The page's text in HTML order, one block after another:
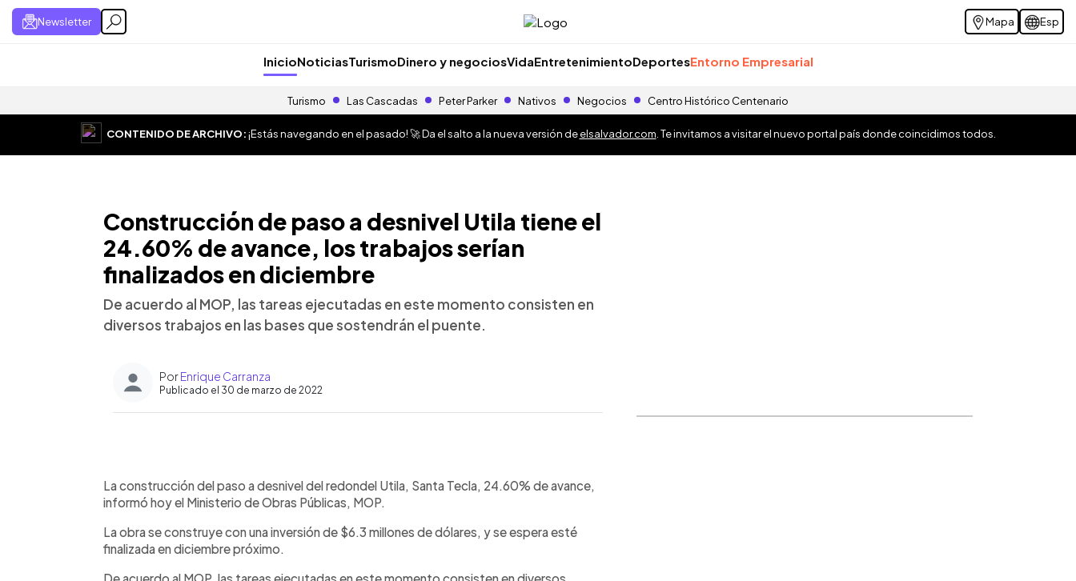
Newsletter Mapa Esp
InicioNoticiasTurismoDinero y negociosVidaEntretenimientoDeportesEntorno Empresarial
Turismo Las Cascadas Peter Parker Nativos Negocios Centro Histórico Centenario
CONTENIDO DE ARCHIVO:¡Estás navegando en el pasado! 🚀 Da el salto a la nueva versión deelsalvador.com . Te invitamos a visitar el nuevo portal país donde coincidimos todos.
Construcción de paso a desnivel Utila tiene el
24.60% de avance, los trabajos serían
finalizados en diciembre
De acuerdo al MOP, las tareas ejecutadas en este momento consisten en
diversos trabajos en las bases que sostendrán el puente.
PorEnrique Carranza
Publicado el 30 de marzo de 2022
Escuchar artículo
La construcción del paso a desnivel del redondel Utila, Santa Tecla, 24.60% de avance,
informó hoy el Ministerio de Obras Públicas, MOP.
La obra se construye con una inversión de $6.3 millones de dólares, y se espera esté
finalizada en diciembre próximo.